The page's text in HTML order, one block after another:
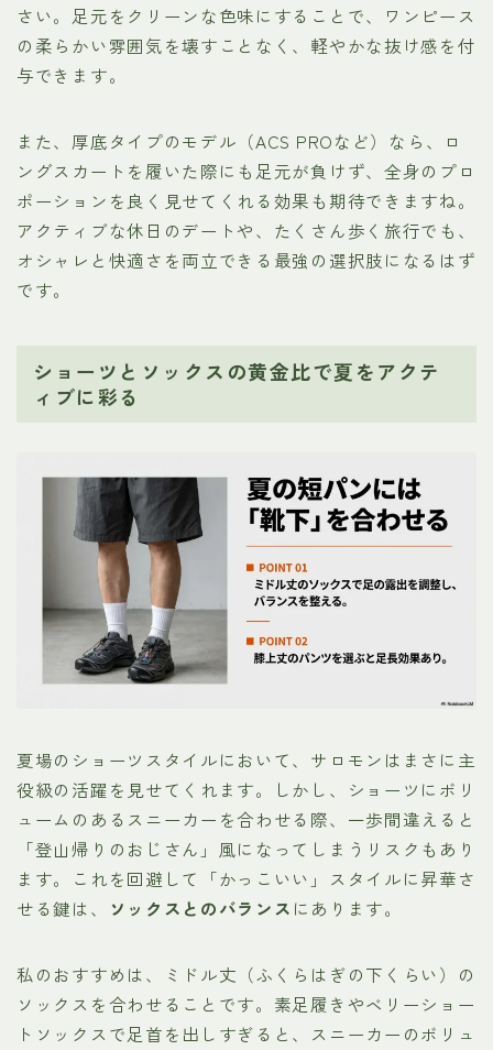
さい。足元をクリーンな色味にすることで、ワンピース
の柔らかい雰囲気を壊すことなく、軽やかな抜け感を付
与できます。
また、厚底タイプのモデル（ACS PROなど）なら、ロ
ングスカートを履いた際にも足元が負けず、全身のプロ
ポーションを良く見せてくれる効果も期待できますね。
アクティブな休日のデートや、たくさん歩く旅行でも、
オシャレと快適さを両立できる最強の選択肢になるはず
です。
ショーツとソックスの黄金比で夏をアクテ
ィブに彩る
夏場のショーツスタイルにおいて、サロモンはまさに主
役級の活躍を見せてくれます。しかし、ショーツにボリ
ュームのあるスニーカーを合わせる際、一歩間違えると
「登山帰りのおじさん」風になってしまうリスクもあり
ます。これを回避して「かっこいい」スタイルに昇華さ
せる鍵は、
ソックスとのバランス にあります。
私のおすすめは、ミドル丈（ふくらはぎの下くらい）の
ソックスを合わせることです。素足履きやベリーショー
トソックスで足首を出しすぎると、スニーカーのボリュ